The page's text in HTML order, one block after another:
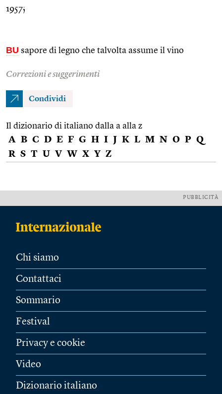
1957;
BU sapore di legno che talvolta assume il vino
Correzioni e suggerimenti
Condividi
Il dizionario di italiano dalla a alla z
A B C D E F G H I J K L M N O P Q
R S T U V W X Y Z
PUBBLICITÀ
Chi siamo
Contattaci
Sommario
Festival
Privacy e cookie
Video
Dizionario italiano